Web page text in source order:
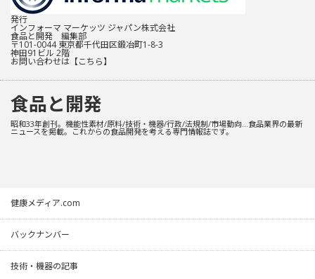
発行
インフォーマ マーケッツ ジャパン株式会社
食品と開発 編集部
〒101-0044 東京都千代田区鍛冶町1-8-3
神田91ビル 2階
お問い合わせは 【こちら】
食品と開発
昭和33年創刊。機能性素材/原料/技術・機器/行政/法規制/市場動向…食品業界の最新
ニュースを掲載。これからの食品開発を考える専門情報誌です。
健康メディア.com
バックナンバー
技術・機器の記事